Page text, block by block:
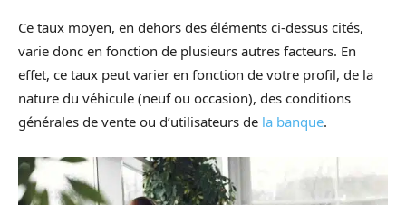
Ce taux moyen, en dehors des éléments ci-dessus cités,
varie donc en fonction de plusieurs autres facteurs. En
effet, ce taux peut varier en fonction de votre profil, de la
nature du véhicule (neuf ou occasion), des conditions
générales de vente ou d’utilisateurs de la banque.